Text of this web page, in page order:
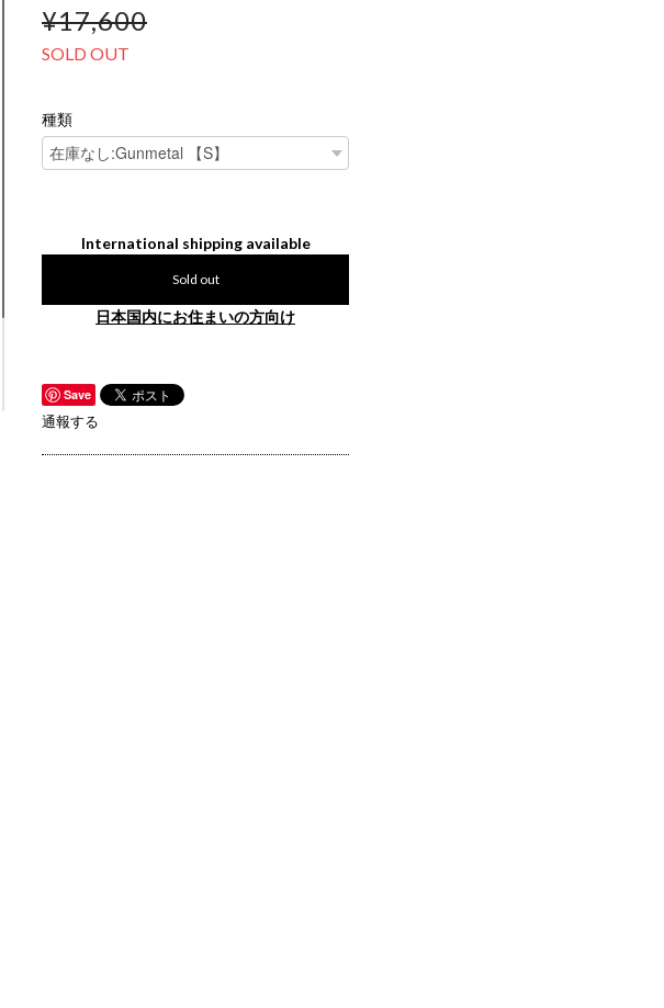
¥17,600
SOLD OUT
種類
International shipping available
Sold out
日本国内にお住まいの方向け
Save
通報する